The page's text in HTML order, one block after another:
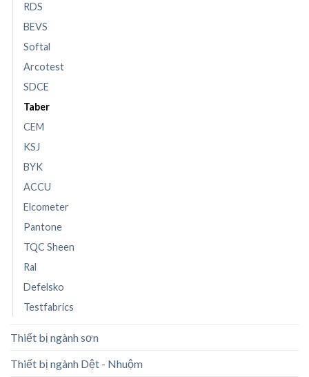
RDS
BEVS
Softal
Arcotest
SDCE
Taber
CEM
KSJ
BYK
ACCU
Elcometer
Pantone
TQC Sheen
Ral
Defelsko
Testfabrics
Thiết bị ngành sơn
Thiết bị ngành Dệt - Nhuộm